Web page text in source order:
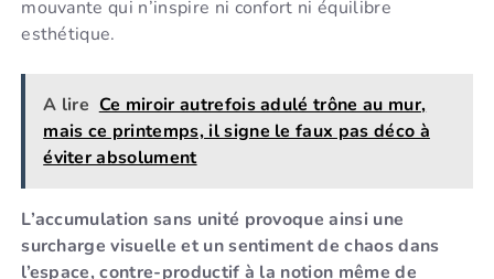
mouvante qui n’inspire ni confort ni équilibre
esthétique.
A lire Ce miroir autrefois adulé trône au mur,
mais ce printemps, il signe le faux pas déco à
éviter absolument
L’accumulation sans unité provoque ainsi une
surcharge visuelle et un sentiment de chaos dans
l’espace, contre-productif à la notion même de